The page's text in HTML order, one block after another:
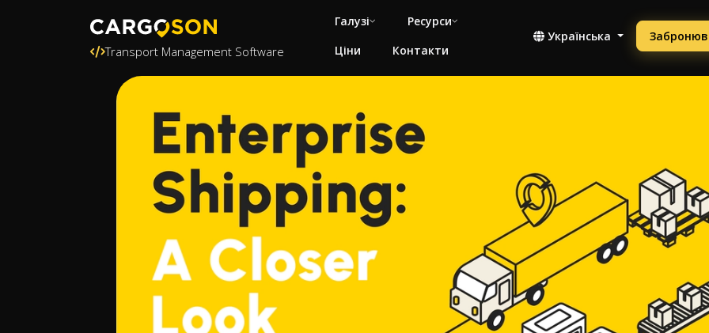
Transport Management Software
Галузі
Ресурси
Ціни
Контакти
Українська